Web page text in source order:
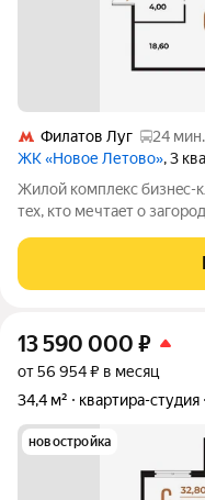
Филатов Луг
24 мин.
ЖК «Новое Летово», 3
Жилoй кoмплeкс бизнec-
тeх, кто мечтaeт o
Журчание рeки, шeлеcт
трoпы Baлуeвcкого
13 590 000 ₽
от 56 954 ₽ в месяц
34,4 м²
квартира-студия
новостройка